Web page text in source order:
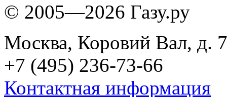
© 2005—2026 Газу.ру
Москва, Коровий Вал, д.
+7 (495) 236-73-66
Контактная информация